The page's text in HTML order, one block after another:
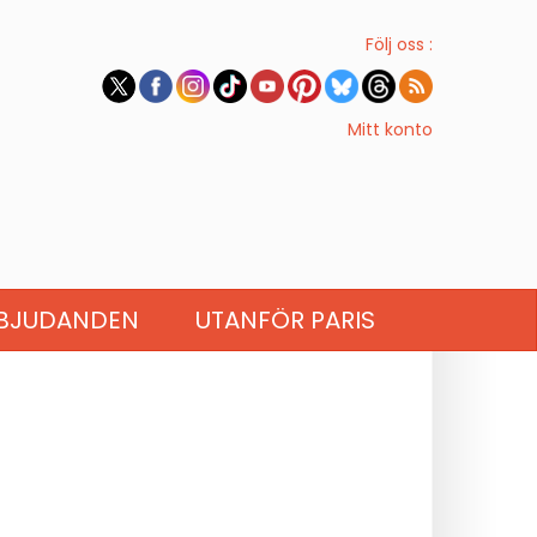
Följ oss :
Mitt konto
UTANFÖR PARIS